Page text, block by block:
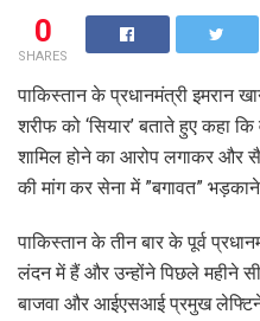
0
SHARES
पाकिस्तान के प्रधानमंत्री इमरान
शरीफ को ‘सियार’ बताते हुए कहा
शामिल होने का आरोप लगाकर
की मांग कर सेना में ”बगावत”
पाकिस्तान के तीन बार के पूर्व
लंदन में हैं और उन्होंने पिछले महीने
बाजवा और आईएसआई प्रमुख